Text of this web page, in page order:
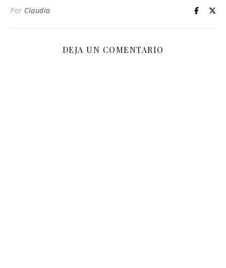
Por Claudia
DEJA UN COMENTARIO